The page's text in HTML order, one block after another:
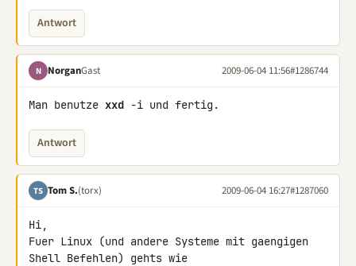
Antwort
N NorganGast 2009-06-04 11:56#1286744
Man benutze xxd -i und fertig.
Antwort
TS Tom S.(torx) 2009-06-04 16:27#1287060
Hi,
Fuer Linux (und andere Systeme mit gaengigen
Shell Befehlen) gehts wie